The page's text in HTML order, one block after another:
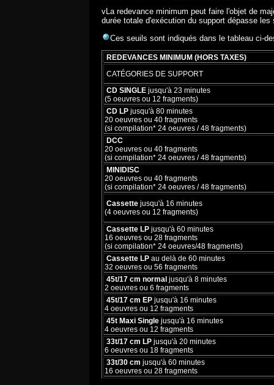
vLa redevance minimum peut faire l'objet de
durée totale d'exécution du support dépasse
Ces seuils sont indiqués dans le tableau ci-
REDEVANCES MINIMUM (HORS TAXES)
CATÉGORIES DE SUPPORT
CD SINGLE jusqu'à 23 minutes
(5 oeuvres ou 12 fragments)
CD LP jusqu'à 80 minutes
20 oeuvres ou 40 fragments
(si compilation* 24 oeuvres / 48 fragments)
DCC
20 oeuvres ou 40 fragments
(si compilation* 24 oeuvres / 48 fragments)
MINIDISC
20 oeuvres ou 40 fragments
(si compilation* 24 oeuvres / 48 fragments)
Cassette jusqu'à 16 minutes
(4 oeuvres ou 12 fragments)
Cassette LP jusqu'à 60 minutes
16 oeuvres ou 28 fragments
(si compilation* 24 oeuvres/48 fragments)
Cassette LP au delà de 60 minutes
32 oeuvres ou 56 fragments
45t/17 cm normal jusqu'à 8 minutes
2 oeuvres ou 6 fragments
45t/17 cm EP jusqu'à 16 minutes
4 oeuvres ou 12 fragments
45t Maxi Single jusqu'à 16 minutes
4 oeuvres ou 12 fragments
33t/17 cm LP jusqu'à 20 minutes
6 oeuvres ou 18 fragments
33t/30 cm jusqu'à 60 minutes
16 oeuvres ou 28 fragments